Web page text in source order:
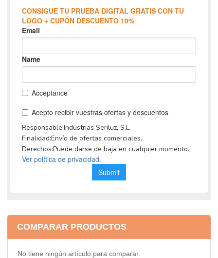
COMPARAR PRODUCTOS
No tiene ningún artículo para comparar.